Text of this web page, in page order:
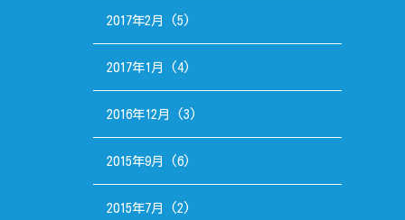
2017年2月 (5)
2017年1月 (4)
2016年12月 (3)
2015年9月 (6)
2015年7月 (2)